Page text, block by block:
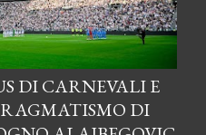
DI CARNEVALI E
DI